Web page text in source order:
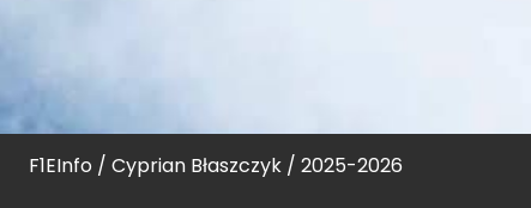
F1EInfo / Cyprian Błaszczyk / 2025-2026